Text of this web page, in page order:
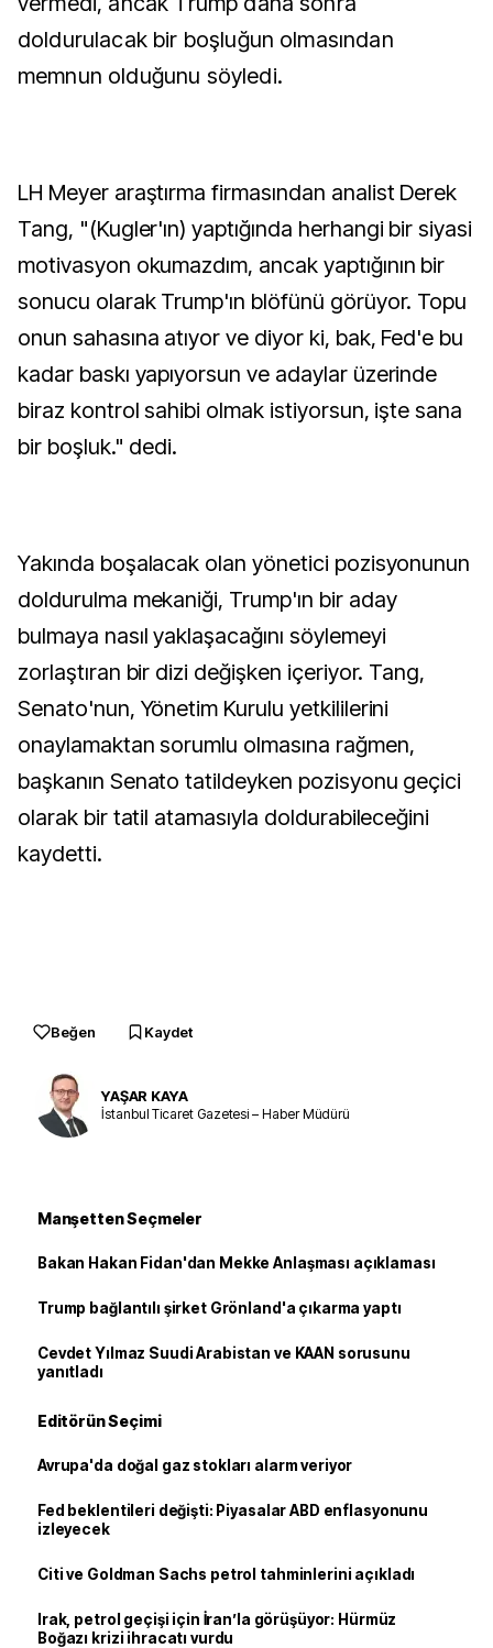
doldurulacak bir boşluğun olmasından
memnun olduğunu söyledi.
LH Meyer araştırma firmasından analist Derek
Tang, "(Kugler'ın) yaptığında herhangi bir siyasi
motivasyon okumazdım, ancak yaptığının bir
sonucu olarak Trump'ın blöfünü görüyor. Topu
onun sahasına atıyor ve diyor ki, bak, Fed'e bu
kadar baskı yapıyorsun ve adaylar üzerinde
biraz kontrol sahibi olmak istiyorsun, işte sana
bir boşluk." dedi.
Yakında boşalacak olan yönetici pozisyonunun
doldurulma mekaniği, Trump'ın bir aday
bulmaya nasıl yaklaşacağını söylemeyi
zorlaştıran bir dizi değişken içeriyor. Tang,
Senato'nun, Yönetim Kurulu yetkililerini
onaylamaktan sorumlu olmasına rağmen,
başkanın Senato tatildeyken pozisyonu geçici
olarak bir tatil atamasıyla doldurabileceğini
kaydetti.
Beğen Kaydet
YAŞAR KAYA
İstanbul Ticaret Gazetesi – Haber Müdürü
Manşetten Seçmeler
Bakan Hakan Fidan'dan Mekke Anlaşması açıklaması
Trump bağlantılı şirket Grönland'a çıkarma yaptı
Cevdet Yılmaz Suudi Arabistan ve KAAN sorusunu
yanıtladı
Editörün Seçimi
Avrupa'da doğal gaz stokları alarm veriyor
Fed beklentileri değişti: Piyasalar ABD enflasyonunu
izleyecek
Citi ve Goldman Sachs petrol tahminlerini açıkladı
Irak, petrol geçişi için İran’la görüşüyor: Hürmüz
Boğazı krizi ihracatı vurdu